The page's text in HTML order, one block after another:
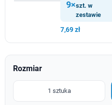
9×szt. w
zestawie
7,69 zł
Rozmiar
1 sztuka